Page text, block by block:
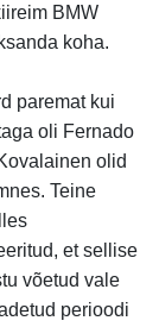
BMW
koha.
paremat kui
oli Fernado
olid
Teine
et sellise
võetud vale
perioodi